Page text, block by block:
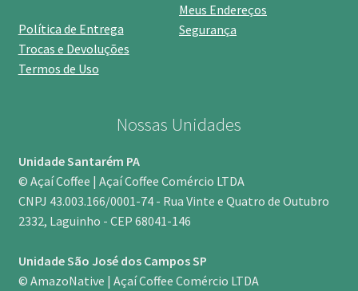
Política de Entrega
Trocas e Devoluções
Termos de Uso
Meus Endereços
Segurança
Nossas Unidades
Unidade Santarém PA
© Açaí Coffee | Açaí Coffee Comércio LTDA
CNPJ 43.003.166/0001-74 - Rua Vinte e Quatro de Outubro
2332, Laguinho - CEP 68041-146
Unidade São José dos Campos SP
© AmazoNative | Açaí Coffee Comércio LTDA